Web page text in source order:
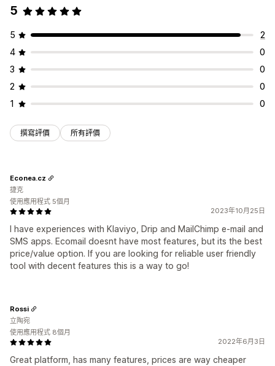
5
5
2
4
0
3
0
2
0
1
0
撰寫評價 所有評價
2023年10月25日
I have experiences with Klaviyo, Drip and MailChimp e-mail and
SMS apps. Ecomail doesnt have most features, but its the best
price/value option. If you are looking for reliable user friendly
tool with decent features this is a way to go!
Econea.cz
捷克
使用應用程式 5個月
2022年6月3日
Great platform, has many features, prices are way cheaper
Rossi
立陶宛
使用應用程式 8個月